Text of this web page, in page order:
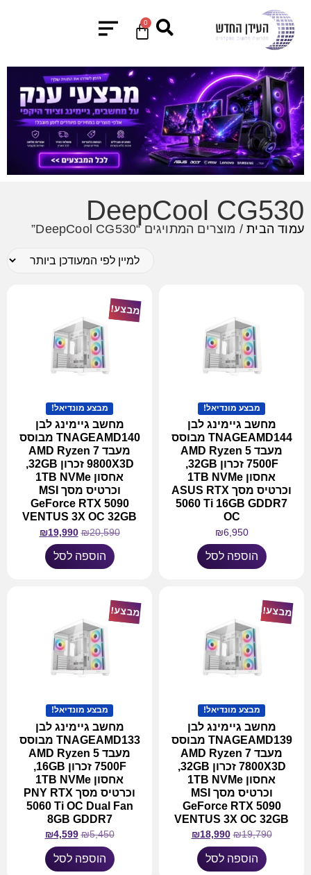
0
DeepCool CG530
עמוד הבית/ מוצרים המתויגים “DeepCool CG530”
מבצע מונדיאל!
מחשב גיימינג לבן
TNAGEAMD144 מבוסס
מעבד AMD Ryzen 5
7500F זכרון 32GB,
אחסון 1TB NVMe
וכרטיס מסך ASUS RTX
5060 Ti 16GB GDDR7
OC
₪6,950
הוספה לסל
מבצע!
מבצע מונדיאל!
מחשב גיימינג לבן
TNAGEAMD140 מבוסס
מעבד AMD Ryzen 7
9800X3D זכרון 32GB,
אחסון 1TB NVMe
וכרטיס מסך MSI
GeForce RTX 5090
VENTUS 3X OC 32GB
₪20,590
₪19,990
הוספה לסל
מבצע!
מבצע מונדיאל!
מחשב גיימינג לבן
TNAGEAMD139 מבוסס
מעבד AMD Ryzen 7
7800X3D זכרון 32GB,
אחסון 1TB NVMe
וכרטיס מסך MSI
GeForce RTX 5090
VENTUS 3X OC 32GB
₪19,790
₪18,990
הוספה לסל
מבצע!
מבצע מונדיאל!
מחשב גיימינג לבן
TNAGEAMD133 מבוסס
מעבד AMD Ryzen 5
7500F זכרון 16GB,
אחסון 1TB NVMe
וכרטיס מסך PNY RTX
5060 Ti OC Dual Fan
8GB GDDR7
₪5,450
₪4,599
הוספה לסל